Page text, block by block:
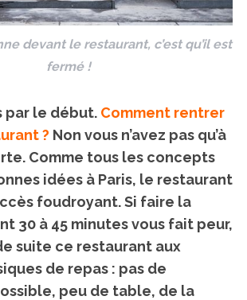
devant le restaurant, c’est qu’il est
fermé !
par le début. Comment rentrer
? Non vous n’avez pas qu’à
Comme tous les concepts
idées à Paris, le restaurant
foudroyant. Si faire la
30 à 45 minutes vous fait peur,
suite ce restaurant aux
de repas : pas de
peu de table, de la